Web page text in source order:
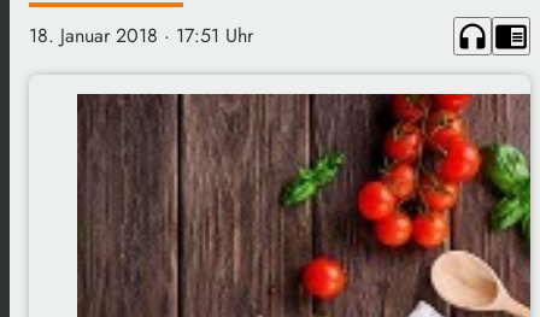
18. Januar 2018 · 17:51 Uhr headphones chrome_reader_mode